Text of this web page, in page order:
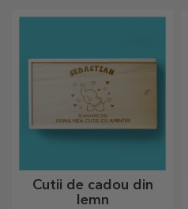
Cutii de cadou din
lemn